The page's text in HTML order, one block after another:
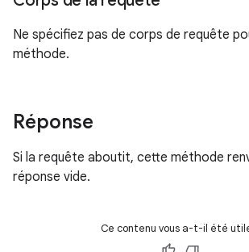
Ne spécifiez pas de corps de requête
méthode.
Réponse
Si la requête aboutit, cette méthode
réponse vide.
Ce contenu vous a-t-il été